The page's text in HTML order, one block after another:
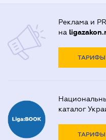
Реклама и PR
на
ТАРИФЫ
каталог
ТАРИФЫ